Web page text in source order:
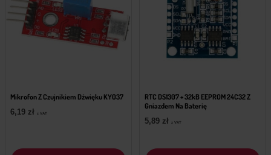
Mikrofon Z Czujnikiem Dźwięku KY037
6,19 zł z VAT
RTC DS1307 + 32kB EEPROM 24C32 Z
Gniazdem Na Baterię
5,89 zł z VAT